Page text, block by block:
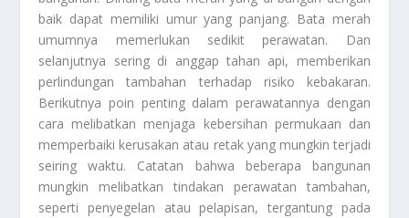
baik dapat memiliki umur yang panjang. Bata merah
umumnya memerlukan sedikit perawatan. Dan
selanjutnya sering di anggap tahan api, memberikan
perlindungan tambahan terhadap risiko kebakaran.
Berikutnya poin penting dalam perawatannya dengan
cara melibatkan menjaga kebersihan permukaan dan
memperbaiki kerusakan atau retak yang mungkin terjadi
seiring waktu. Catatan bahwa beberapa bangunan
mungkin melibatkan tindakan perawatan tambahan,
seperti penyegelan atau pelapisan, tergantung pada